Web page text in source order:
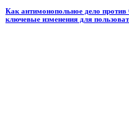
Как антимонопольное дело
ключевые изменения для